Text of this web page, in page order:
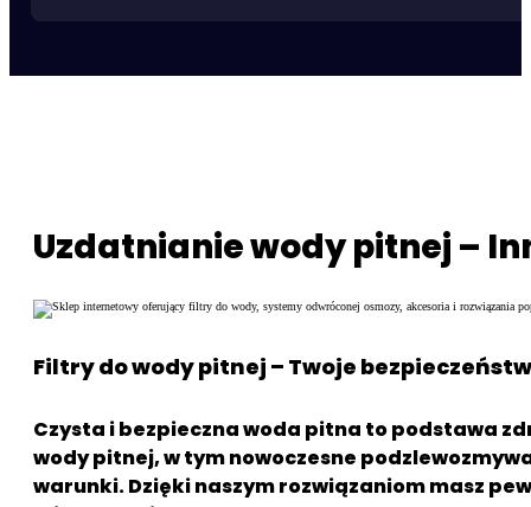
Kanistry z kranikiem
Uzdatnianie wody pitnej –
Filtry do wody pitnej – Twoje
Czysta i bezpieczna woda pitna to podstawa
wody pitnej, w tym nowoczesne
warunki. Dzięki naszym rozwiązaniom masz